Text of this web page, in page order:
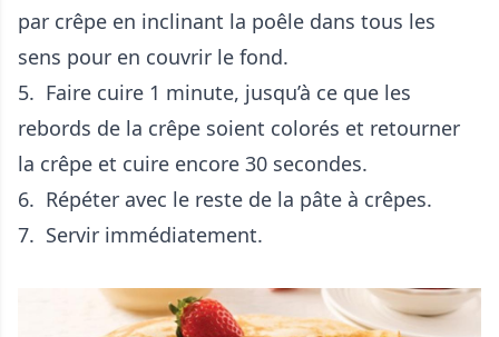
par crêpe en inclinant la poêle dans tous les
sens pour en couvrir le fond.
5. Faire cuire 1 minute, jusqu’à ce que les
rebords de la crêpe soient colorés et retourner
la crêpe et cuire encore 30 secondes.
6. Répéter avec le reste de la pâte à crêpes.
7. Servir immédiatement.